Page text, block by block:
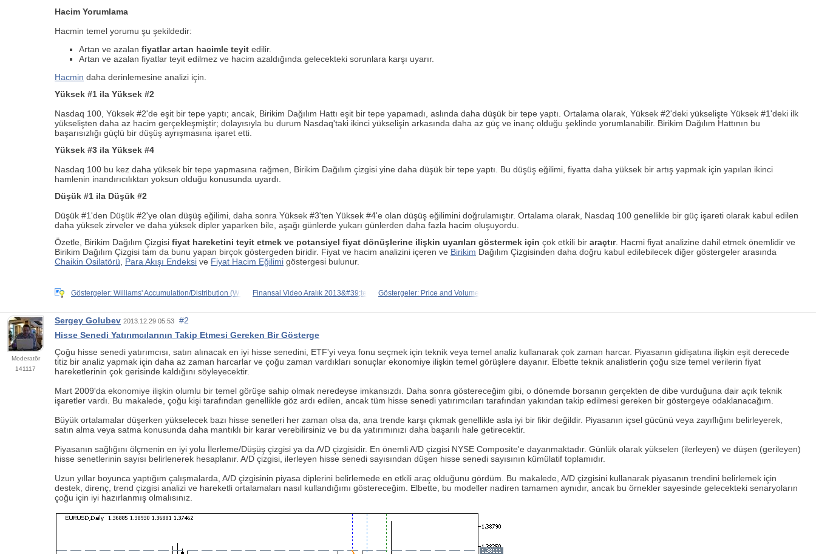
Hacim Yorumlama
Hacmin temel yorumu şu şekildedir:
Artan ve azalan fiyatlar artan hacimle teyit edilir.
Artan ve azalan fiyatlar teyit edilmez ve hacim azaldığında gelecekteki sorunlara karşı uyarır.
Hacmin daha derinlemesine analizi için.
Yüksek #1 ila Yüksek #2
Nasdaq 100, Yüksek #2'de eşit bir tepe yaptı; ancak, Birikim Dağılım Hattı eşit bir tepe yapamadı, aslında daha düşük bir tepe yaptı. Ortalama olarak, Yüksek #2'deki yükselişte Yüksek #1'deki ilk
yükselişten daha az hacim gerçekleşmiştir; dolayısıyla bu durum Nasdaq'taki ikinci yükselişin arkasında daha az güç ve inanç olduğu şeklinde yorumlanabilir. Birikim Dağılım Hattının bu
başarısızlığı güçlü bir düşüş ayrışmasına işaret etti.
Yüksek #3 ila Yüksek #4
Nasdaq 100 bu kez daha yüksek bir tepe yapmasına rağmen, Birikim Dağılım çizgisi yine daha düşük bir tepe yaptı. Bu düşüş eğilimi, fiyatta daha yüksek bir artış yapmak için yapılan ikinci
hamlenin inandırıcılıktan yoksun olduğu konusunda uyardı.
Düşük #1 ila Düşük #2
Düşük #1'den Düşük #2'ye olan düşüş eğilimi, daha sonra Yüksek #3'ten Yüksek #4'e olan düşüş eğilimini doğrulamıştır. Ortalama olarak, Nasdaq 100 genellikle bir güç işareti olarak kabul edilen
daha yüksek zirveler ve daha yüksek dipler yaparken bile, aşağı günlerde yukarı günlerden daha fazla hacim oluşuyordu.
Özetle, Birikim Dağılım Çizgisi fiyat hareketini teyit etmek ve potansiyel fiyat dönüşlerine ilişkin uyarıları göstermek için çok etkili bir araçtır. Hacmi fiyat analizine dahil etmek önemlidir ve
Birikim Dağılım Çizgisi tam da bunu yapan birçok göstergeden biridir. Fiyat ve hacim analizini içeren ve Birikim Dağılım Çizgisinden daha doğru kabul edilebilecek diğer göstergeler arasında
Chaikin Osilatörü
Para Akışı Endeksi ve Fiyat Hacim Eğilimi göstergesi bulunur.
Göstergeler: Williams' Accumulation/Distribution (W_A/D)Finansal Video Aralık 2013&#39;te Göstergeler: Price and Volume
Moderatör
141117
Sergey Golubev 2013.12.29 05:53
#2
Hisse Senedi Yatırımcılarının Takip Etmesi Gereken Bir Gösterge
Çoğu hisse senedi yatırımcısı, satın alınacak en iyi hisse senedini, ETF'yi veya fonu seçmek için teknik veya temel analiz kullanarak çok zaman harcar. Piyasanın gidişatına ilişkin eşit derecede
titiz bir analiz yapmak için daha az zaman harcarlar ve çoğu zaman vardıkları sonuçlar ekonomiye ilişkin temel görüşlere dayanır. Elbette teknik analistlerin çoğu size temel verilerin fiyat
hareketlerinin çok gerisinde kaldığını söyleyecektir.
Mart 2009'da ekonomiye ilişkin olumlu bir temel görüşe sahip olmak neredeyse imkansızdı. Daha sonra göstereceğim gibi, o dönemde borsanın gerçekten de dibe vurduğuna dair açık teknik
işaretler vardı. Bu makalede, çoğu kişi tarafından genellikle göz ardı edilen, ancak tüm hisse senedi yatırımcıları tarafından yakından takip edilmesi gereken bir göstergeye odaklanacağım.
Büyük ortalamalar düşerken yükselecek bazı hisse senetleri her zaman olsa da, ana trende karşı çıkmak genellikle asla iyi bir fikir değildir. Piyasanın içsel gücünü veya zayıflığını belirleyerek,
satın alma veya satma konusunda daha mantıklı bir karar verebilirsiniz ve bu da yatırımınızı daha başarılı hale getirecektir.
Piyasanın sağlığını ölçmenin en iyi yolu İlerleme/Düşüş çizgisi ya da A/D çizgisidir. En önemli A/D çizgisi NYSE Composite'e dayanmaktadır. Günlük olarak yükselen (ilerleyen) ve düşen (gerileyen)
hisse senetlerinin sayısı belirlenerek hesaplanır. A/D çizgisi, ilerleyen hisse senedi sayısından düşen hisse senedi sayısının kümülatif toplamıdır.
Uzun yıllar boyunca yaptığım çalışmalarda, A/D çizgisinin piyasa diplerini belirlemede en etkili araç olduğunu gördüm. Bu makalede, A/D çizgisini kullanarak piyasanın trendini belirlemek için
destek, direnç, trend çizgisi analizi ve hareketli ortalamaları nasıl kullandığımı göstereceğim. Elbette, bu modeller nadiren tamamen aynıdır, ancak bu örnekler sayesinde gelecekteki senaryoların
çoğu için iyi hazırlanmış olmalısınız.